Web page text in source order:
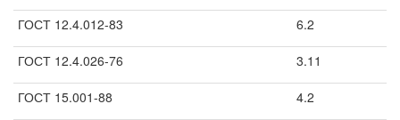
ГОСТ 12.4.012-83 6.2
ГОСТ 12.4.026-76 3.11
ГОСТ 15.001-88 4.2